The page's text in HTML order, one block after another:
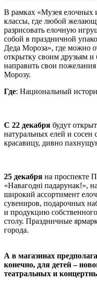
В рамках «Музея елочных
классы, где любой
разрисовать елочную
собой в праздничной
Деда Мороза», где можно
открытку своим друзьям
направить свои
Морозу.
Где: Национальный
С 22 декабря будут
натуральных елей и сосен
красавицу, дивно
25 декабря на проспекте
«Навагоднi падарунак!»,
широкий ассортимент
сувениров, подарочных
и продукцию
столу. Праздничные
города.
А в магазинах
конечно, для детей –
театральных и